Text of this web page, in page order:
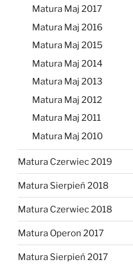
Matura Maj 2017
Matura Maj 2016
Matura Maj 2015
Matura Maj 2014
Matura Maj 2013
Matura Maj 2012
Matura Maj 2011
Matura Maj 2010
Matura Czerwiec 2019
Matura Sierpień 2018
Matura Czerwiec 2018
Matura Operon 2017
Matura Sierpień 2017